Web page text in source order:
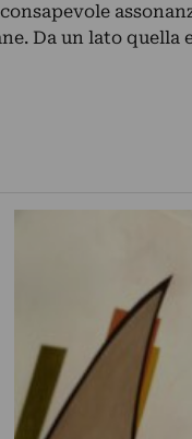
Da un lato quella